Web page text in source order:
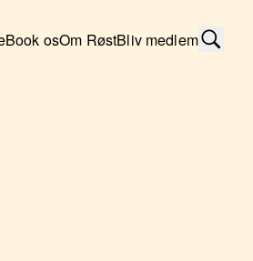
Book osOm RøstBliv medlem